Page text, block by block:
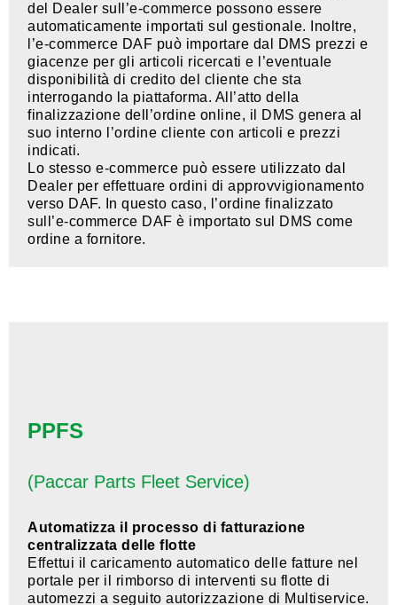
del Dealer sull’e-commerce possono essere
automaticamente importati sul gestionale. Inoltre,
l’e-commerce DAF può importare dal DMS prezzi e
giacenze per gli articoli ricercati e l’eventuale
disponibilità di credito del cliente che sta
interrogando la piattaforma. All’atto della
finalizzazione dell’ordine online, il DMS genera al
suo interno l’ordine cliente con articoli e prezzi
indicati.
Lo stesso e-commerce può essere utilizzato dal
Dealer per effettuare ordini di approvvigionamento
verso DAF. In questo caso, l’ordine finalizzato
sull’e-commerce DAF è importato sul DMS come
ordine a fornitore.
PPFS
(Paccar Parts Fleet Service)
Automatizza il processo di fatturazione
centralizzata delle flotte
Effettui il caricamento automatico delle fatture nel
portale per il rimborso di interventi su flotte di
automezzi a seguito autorizzazione di Multiservice.